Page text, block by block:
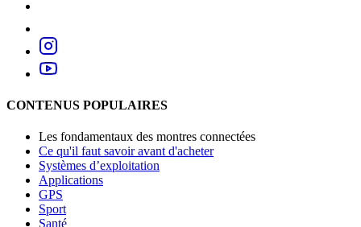
CONTENUS POPULAIRES
Les fondamentaux des montres connectées
Ce qu'il faut savoir avant d'acheter
Systèmes d’exploitation
Applications
GPS
Sport
Santé